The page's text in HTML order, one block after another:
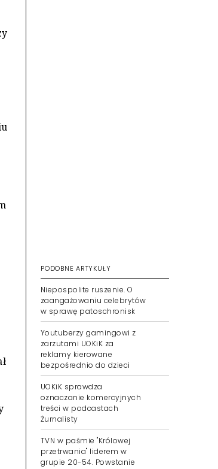
PODOBNE ARTYKUŁY
Niepospolite ruszenie. O
zaangażowaniu celebrytów
w sprawę patoschronisk
Youtuberzy gamingowi z
zarzutami UOKiK za
reklamy kierowane
bezpośrednio do dzieci
UOKiK sprawdza
oznaczanie komercyjnych
treści w podcastach
Żurnalisty
TVN w paśmie "Królowej
przetrwania" liderem w
grupie 20-54. Powstanie